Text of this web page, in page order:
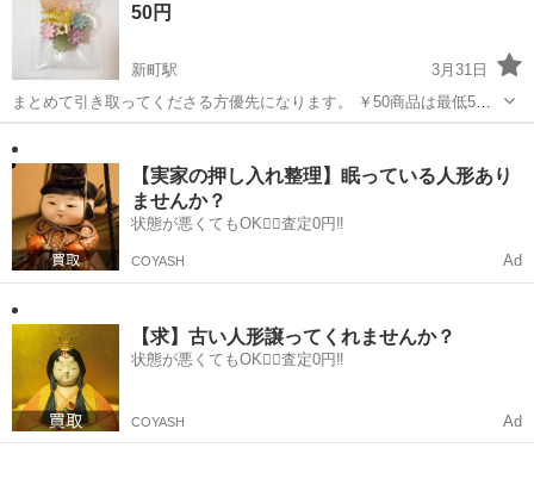
造オペレーター◇ ・部材...
50円
新町駅
3月31日
まとめて引き取ってくださる方優先になります。 ￥50商品は最低5点
のまとめ買いをお願いしております。
【実家の押し入れ整理】眠っている人形あり
ませんか？
状態が悪くてもOK🙆‍♀️査定0円‼️
COYASH Ad
【求】古い人形譲ってくれませんか？
状態が悪くてもOK🙆‍♀️査定0円‼️
COYASH Ad